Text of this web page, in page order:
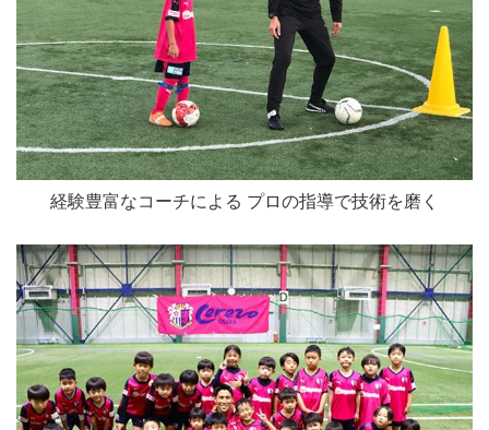
経験豊富なコーチによる プロの指導で技術を磨く